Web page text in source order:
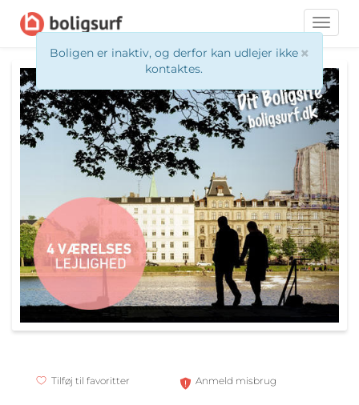
Toggle
×
Boligen er inaktiv, og derfor kan udlejer ikke
kontaktes.
Tilføj til favoritter Anmeld misbrug